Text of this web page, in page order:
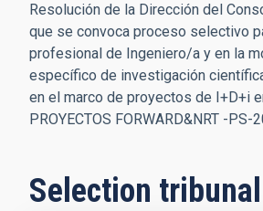
Resolución de la Dirección del
que se convoca proceso selectivo
profesional de Ingeniero/a y en la
específico de investigación
en el marco de proyectos de I+D+i
PROYECTOS FORWARD&NRT -PS-
Selection tribunal